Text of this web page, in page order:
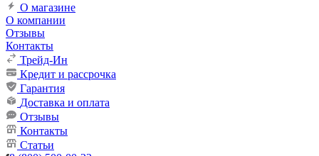
О магазине
О компании
Отзывы
Контакты
Трейд-Ин
Кредит и рассрочка
Гарантия
Доставка и оплата
Отзывы
Контакты
Статьи